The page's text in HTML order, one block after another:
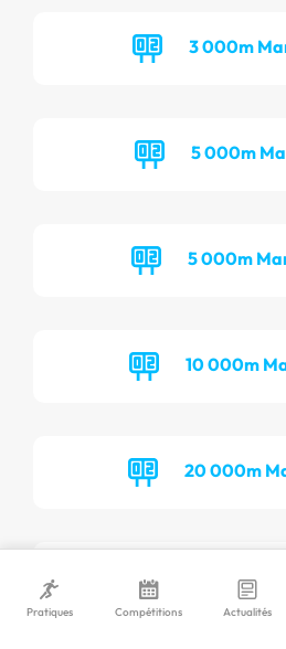
3 000m
5 000m
5 000m
10 000m
20 000m
20 000m
Pratiques Compétitions Actualités